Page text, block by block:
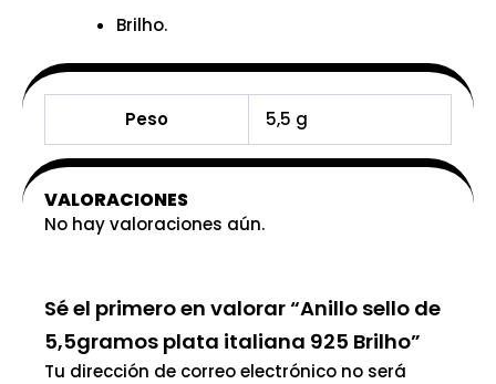
Brilho.
Peso 5,5 g
VALORACIONES
No hay valoraciones aún.
Sé el primero en valorar “Anillo sello de
5,5gramos plata italiana 925 Brilho”
Tu dirección de correo electrónico no será